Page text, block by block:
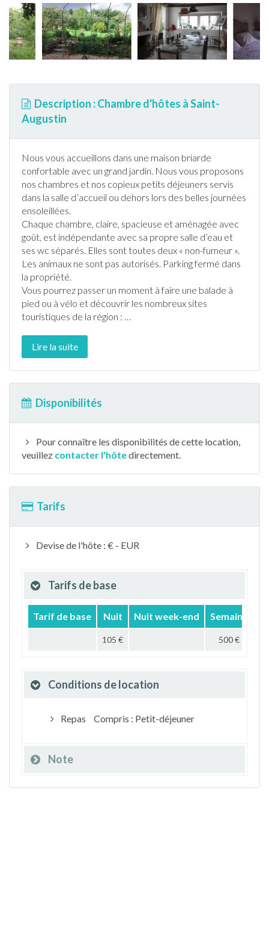
Description : Chambre d'hôtes à Saint-
Augustin
Nous vous accueillons dans une maison briarde
confortable avec un grand jardin. Nous vous proposons
nos chambres et nos copieux petits déjeuners servis
dans la salle d’accueil ou dehors lors des belles journées
ensoleillées.
Chaque chambre, claire, spacieuse et aménagée avec
goût, est indépendante avec sa propre salle d’eau et
ses wc séparés. Elles sont toutes deux « non-fumeur ».
Les animaux ne sont pas autorisés. Parking fermé dans
la propriété.
Vous pourrez passer un moment à faire une balade à
pied ou à vélo et découvrir les nombreux sites
touristiques de la région : …
Lire la suite
Disponibilités
Pour connaître les disponibilités de cette location,
veuillez contacter l'hôtedirectement.
Tarifs
Devise de l'hôte : € - EUR
Tarifs de base
Tarif de base Nuit Nuit week-end Semaine
105 € 500 €
Conditions de location
Repas Compris : Petit-déjeuner
Note